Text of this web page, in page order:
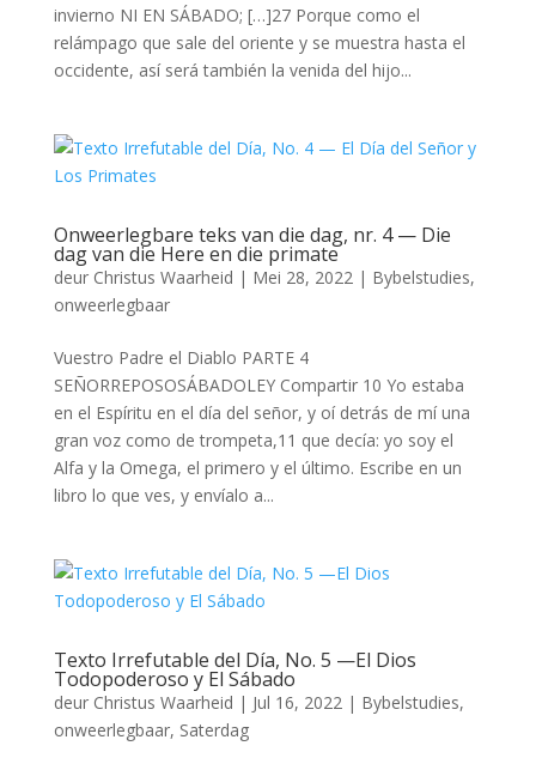
invierno NI EN SÁBADO; […]27 Porque como el
relámpago que sale del oriente y se muestra hasta el
occidente, así será también la venida del hijo...
Onweerlegbare teks van die dag, nr. 4 — Die
dag van die Here en die primate
deur Christus Waarheid | Mei 28, 2022| Bybelstudies,
onweerlegbaar
Vuestro Padre el Diablo PARTE 4
SEÑORREPOSOSÁBADOLEY Compartir 10 Yo estaba
en el Espíritu en el día del señor, y oí detrás de mí una
gran voz como de trompeta,11 que decía: yo soy el
Alfa y la Omega, el primero y el último. Escribe en un
libro lo que ves, y envíalo a...
Texto Irrefutable del Día, No. 5 —El Dios
Todopoderoso y El Sábado
deur Christus Waarheid | Jul 16, 2022| Bybelstudies,
onweerlegbaar, Saterdag